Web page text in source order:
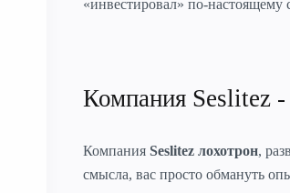
«инвестировал» по-настоящему
Компания Seslitez
Компания Seslitez лохотрон,
смысла, вас просто обмануть